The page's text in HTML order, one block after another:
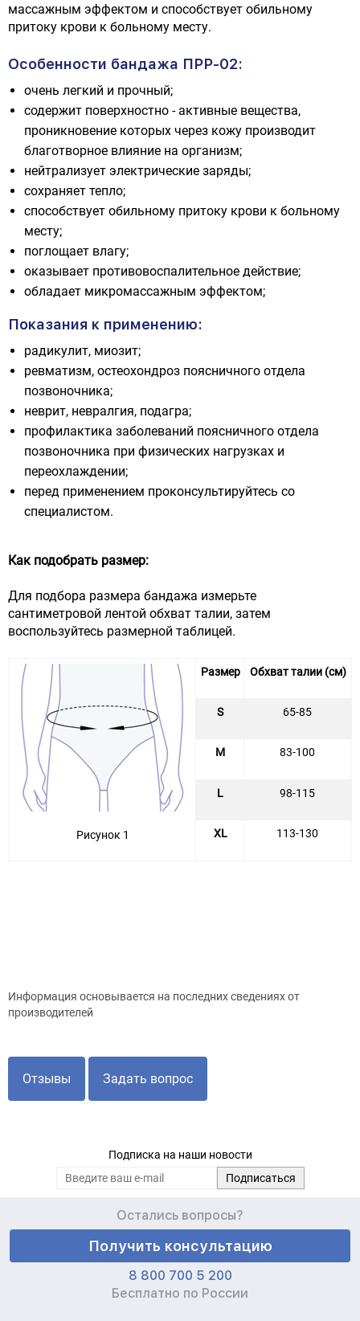
массажным эффектом и способствует обильному
притоку крови к больному месту.
Особенности бандажа ПРР-02:
очень легкий и прочный;
содержит поверхностно - активные вещества,
проникновение которых через кожу производит
благотворное влияние на организм;
нейтрализует электрические заряды;
сохраняет тепло;
способствует обильному притоку крови к больному
месту;
поглощает влагу;
оказывает противовоспалительное действие;
обладает микромассажным эффектом;
Показания к применению:
радикулит, миозит;
ревматизм, остеохондроз поясничного отдела
позвоночника;
неврит, невралгия, подагра;
профилактика заболеваний поясничного отдела
позвоночника при физических нагрузках и
переохлаждении;
перед применением проконсультируйтесь со
специалистом.
Как подобрать размер:
Для подбора размера бандажа измерьте
сантиметровой лентой обхват талии, затем
воспользуйтесь размерной таблицей.
Рисунок 1
Размер Обхват талии (см)
S 65-85
M 83-100
L 98-115
XL 113-130
Информация основывается на последних сведениях от
производителей
Отзывы Задать вопрос
Подписка на наши новости
Остались вопросы?
Получить консультацию
8 800 700 5 200
Бесплатно по России